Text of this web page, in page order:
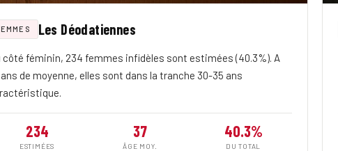
Les Déodatiennes
côté féminin, 234 femmes infidèles sont estimées (40.3%). A
ans de moyenne, elles sont dans la tranche 30-35 ans
234
ESTIMÉES
37
ÂGE MOY.
40.3%
DU TOTAL